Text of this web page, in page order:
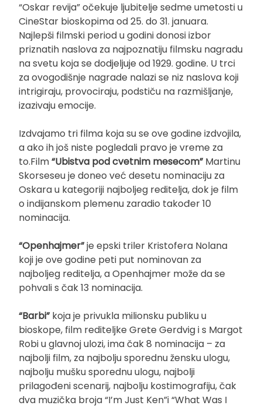
“Oskar revija” očekuje ljubitelje sedme umetosti u
CineStar bioskopima od 25. do 31. januara.
Najlepši filmski period u godini donosi izbor
priznatih naslova za najpoznatiju filmsku nagradu
na svetu koja se dodjeljuje od 1929. godine. U trci
za ovogodišnje nagrade nalazi se niz naslova koji
intrigiraju, provociraju, podstiču na razmišljanje,
izazivaju emocije.
Izdvajamo tri filma koja su se ove godine izdvojila,
a ako ih još niste pogledali pravo je vreme za
to.Film“Ubistva pod cvetnim mesecom”Martinu
Skorseseu je doneo već desetu nominaciju za
Oskara u kategoriji najboljeg reditelja, dok je film
o indijanskom plemenu zaradio također 10
nominacija.
“Openhajmer”je epski triler Kristofera Nolana
koji je ove godine peti put nominovan za
najboljeg reditelja, a Openhajmer može da se
pohvali s čak 13 nominacija.
“Barbi”koja je privukla milionsku publiku u
bioskope, film rediteljke Grete Gerdvig i s Margot
Robi u glavnoj ulozi, ima čak 8 nominacija – za
najbolji film, za najbolju sporednu žensku ulogu,
najbolju mušku sporednu ulogu, najbolji
prilagođeni scenarij, najbolju kostimografiju, čak
dva muzička broja “I’m Just Ken”i “What Was I